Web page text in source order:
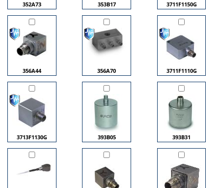
352A73 353B17 3711F1150G
356A44 356A70 3711F1110G
3713F1130G 393B05 393B31